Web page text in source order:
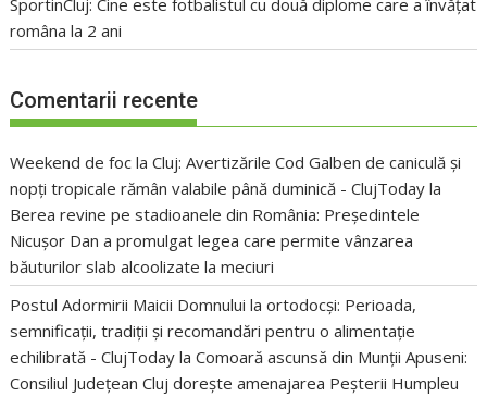
româna la 2 ani
Comentarii recente
Weekend de foc la Cluj: Avertizările Cod Galben de caniculă și
nopți tropicale rămân valabile până duminică - ClujToday la
Berea revine pe stadioanele din România: Președintele
Nicușor Dan a promulgat legea care permite vânzarea
băuturilor slab alcoolizate la meciuri
Postul Adormirii Maicii Domnului la ortodocși: Perioada,
semnificații, tradiții și recomandări pentru o alimentație
echilibrată - ClujToday laComoară ascunsă din Munții Apuseni:
Consiliul Județean Cluj dorește amenajarea Peșterii Humpleu